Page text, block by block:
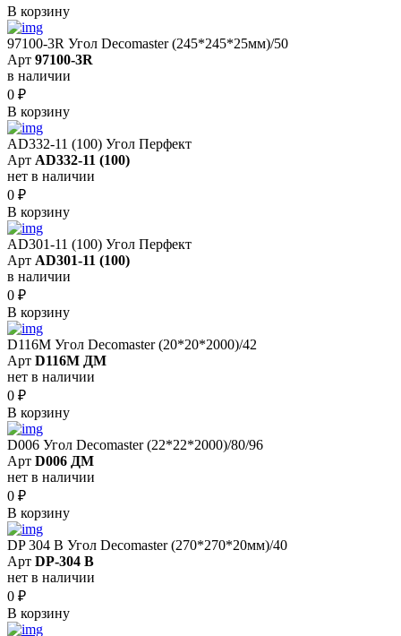
В корзину
97100-3R Угол Decomaster (245*245*25мм)/50
Арт 97100-3R
в наличии
0 ₽
В корзину
AD332-11 (100) Угол Перфект
Арт AD332-11 (100)
нет в наличии
0 ₽
В корзину
AD301-11 (100) Угол Перфект
Арт AD301-11 (100)
в наличии
0 ₽
В корзину
D116M Угол Decomaster (20*20*2000)/42
Арт D116M ДМ
нет в наличии
0 ₽
В корзину
D006 Угол Decomaster (22*22*2000)/80/96
Арт D006 ДМ
нет в наличии
0 ₽
В корзину
DP 304 B Угол Decomaster (270*270*20мм)/40
Арт DP-304 B
нет в наличии
0 ₽
В корзину